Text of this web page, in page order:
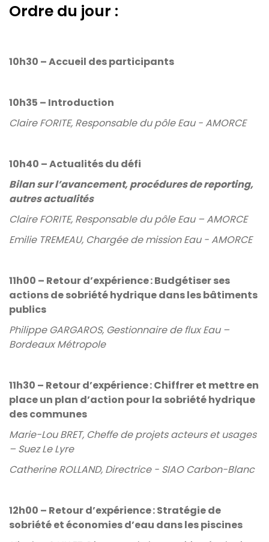
Ordre du jour :
10h30 – Accueil des participants
10h35 – Introduction
Claire FORITE, Responsable du pôle Eau - AMORCE
10h40 – Actualités du défi
Bilan sur l’avancement, procédures de reporting,
autres actualités
Claire FORITE, Responsable du pôle Eau – AMORCE
Emilie TREMEAU, Chargée de mission Eau - AMORCE
11h00 – Retour d’expérience : Budgétiser ses
actions de sobriété hydrique dans les bâtiments
publics
Philippe GARGAROS, Gestionnaire de flux Eau –
Bordeaux Métropole
11h30 – Retour d’expérience : Chiffrer et mettre en
place un plan d’action pour la sobriété hydrique
des communes
Marie-Lou BRET, Cheffe de projets acteurs et usages
– Suez Le Lyre
Catherine ROLLAND, Directrice - SIAO Carbon-Blanc
12h00 – Retour d’expérience : Stratégie de
sobriété et économies d’eau dans les piscines